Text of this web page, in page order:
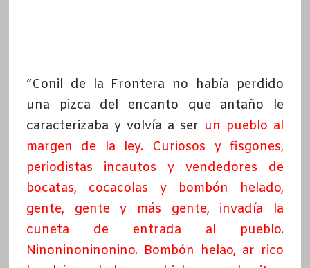
“Conil de la Frontera no había perdido
una pizca del encanto que antaño le
caracterizaba y volvía a ser un pueblo al
margen de la ley. Curiosos y fisgones,
periodistas incautos y vendedores de
bocatas, cocacolas y bombón helado,
gente, gente y más gente, invadía la
cuneta de entrada al pueblo.
Ninoninoninonino. Bombón helao, ar rico